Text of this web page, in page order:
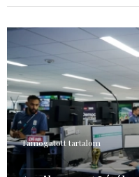
Támogatott tartalom